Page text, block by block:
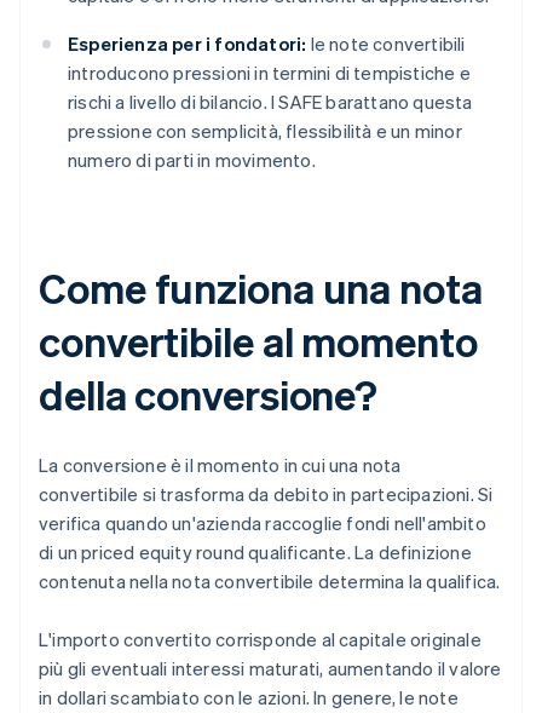
Esperienza per i fondatori: le note convertibili
introducono pressioni in termini di tempistiche e
rischi a livello di bilancio. I SAFE barattano questa
pressione con semplicità, flessibilità e un minor
numero di parti in movimento.
Come funziona una nota
convertibile al momento
della conversione?
La conversione è il momento in cui una nota
convertibile si trasforma da debito in partecipazioni. Si
verifica quando un'azienda raccoglie fondi nell'ambito
di un priced equity round qualificante. La definizione
contenuta nella nota convertibile determina la qualifica.
L'importo convertito corrisponde al capitale originale
più gli eventuali interessi maturati, aumentando il valore
in dollari scambiato con le azioni. In genere, le note